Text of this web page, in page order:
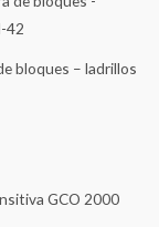
bloques – ladrillos